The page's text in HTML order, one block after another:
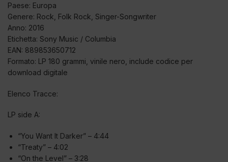
Paese: Europa
Genere: Rock, Folk Rock, Singer-Songwriter
Anno: 2016
Etichetta: Sony Music / Columbia
EAN: 889853650712
Formato: LP 180 grammi, vinile nero, include codice per
download digitale
Elenco Tracce:
LP side A:
“You Want It Darker” – 4:44
“Treaty” – 4:02
“On the Level” – 3:28